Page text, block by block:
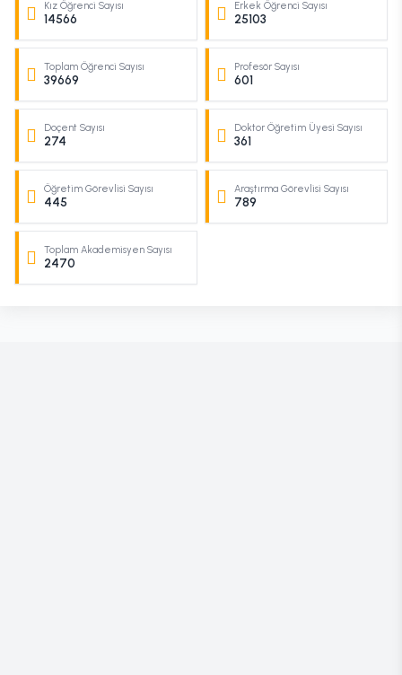
Kız Öğrenci Sayısı
14566
Erkek Öğrenci Sayısı
25103
Toplam Öğrenci Sayısı
39669
Profesör Sayısı
601
Doçent Sayısı
274
Doktor Öğretim Üyesi Sayısı
361
Öğretim Görevlisi Sayısı
445
Araştırma Görevlisi Sayısı
789
Toplam Akademisyen Sayısı
2470